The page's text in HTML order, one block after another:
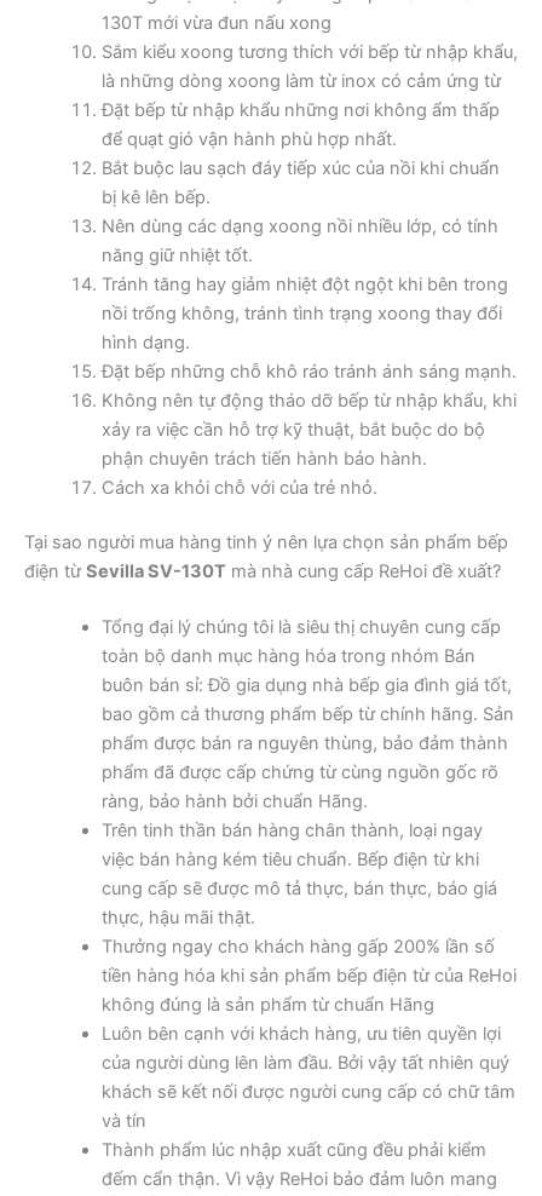
130T mới vừa đun nấu xong
Sắm kiểu xoong tương thích với bếp từ nhập khẩu,
là những dòng xoong làm từ inox có cảm ứng từ
Đặt bếp từ nhập khẩu những nơi không ẩm thấp
để quạt gió vận hành phù hợp nhất.
Bắt buộc lau sạch đáy tiếp xúc của nồi khi chuẩn
bị kê lên bếp.
Nên dùng các dạng xoong nồi nhiều lớp, có tính
năng giữ nhiệt tốt.
Tránh tăng hay giảm nhiệt đột ngột khi bên trong
nồi trống không, tránh tình trạng xoong thay đổi
hình dạng.
Đặt bếp những chỗ khô ráo tránh ánh sáng mạnh.
Không nên tự động tháo dỡ bếp từ nhập khẩu, khi
xảy ra việc cần hỗ trợ kỹ thuật, bắt buộc do bộ
phận chuyên trách tiến hành bảo hành.
Cách xa khỏi chỗ với của trẻ nhỏ.
Tại sao người mua hàng tinh ý nên lựa chọn sản phẩm bếp
điện từSevilla SV-130T mà nhà cung cấp ReHoi đề xuất?
Tổng đại lý chúng tôi là siêu thị chuyên cung cấp
toàn bộ danh mục hàng hóa trong nhóm Bán
buôn bán sỉ: Đồ gia dụng nhà bếp gia đình giá tốt,
bao gồm cả thương phẩm bếp từ chính hãng. Sản
phẩm được bán ra nguyên thùng, bảo đảm thành
phẩm đã được cấp chứng từ cùng nguồn gốc rõ
ràng, bảo hành bởi chuẩn Hãng.
Trên tinh thần bán hàng chân thành, loại ngay
việc bán hàng kém tiêu chuẩn. Bếp điện từ khi
cung cấp sẽ được mô tả thực, bán thực, báo giá
thực, hậu mãi thật.
Thưởng ngay cho khách hàng gấp 200% lần số
tiền hàng hóa khi sản phẩm bếp điện từ của ReHoi
không đúng là sản phẩm từ chuẩn Hãng
Luôn bên cạnh với khách hàng, ưu tiên quyền lợi
của người dùng lên làm đầu. Bởi vậy tất nhiên quý
khách sẽ kết nối được người cung cấp có chữ tâm
và tín
Thành phẩm lúc nhập xuất cũng đều phải kiểm
đếm cẩn thận. Vì vậy ReHoi bảo đảm luôn mang